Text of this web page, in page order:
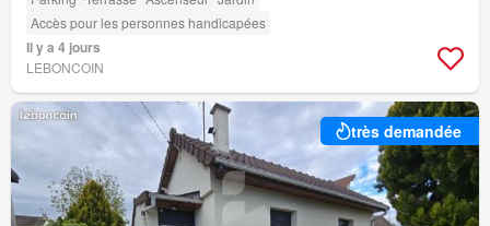
Accès pour les personnes handicapées
Il y a 4 jours
LEBONCOIN
très demandée